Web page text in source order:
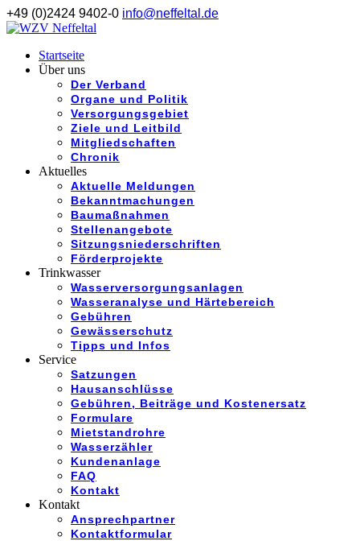
+49 (0)2424 9402-0 info@neffeltal.de
Startseite
Über uns
Der Verband
Organe und Politik
Versorgungsgebiet
Ziele und Leitbild
Mitgliedschaften
Chronik
Aktuelles
Aktuelle Meldungen
Bekanntmachungen
Baumaßnahmen
Stellenangebote
Sitzungsniederschriften
Förderprojekte
Trinkwasser
Wasserversorgungsanlagen
Wasseranalyse und Härtebereich
Gebühren
Gewässerschutz
Tipps und Infos
Service
Satzungen
Hausanschlüsse
Gebühren, Beiträge und Kostenersatz
Formulare
Mietstandrohre
Wasserzähler
Kundenanlage
FAQ
Kontakt
Kontakt
Ansprechpartner
Kontaktformular